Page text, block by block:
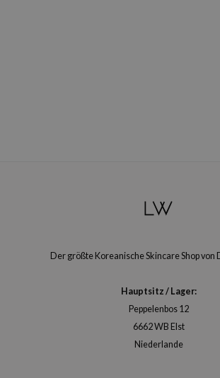
Der größte Koreanische Skincare Shop von
Hauptsitz / Lager:
Peppelenbos 12
6662 WB Elst
Niederlande